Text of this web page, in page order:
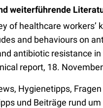
weiterführende
of healthcare workers’
and behaviours on
antibiotic resistance in
report, 18.
Hygienetipps,
und Beiträge rund